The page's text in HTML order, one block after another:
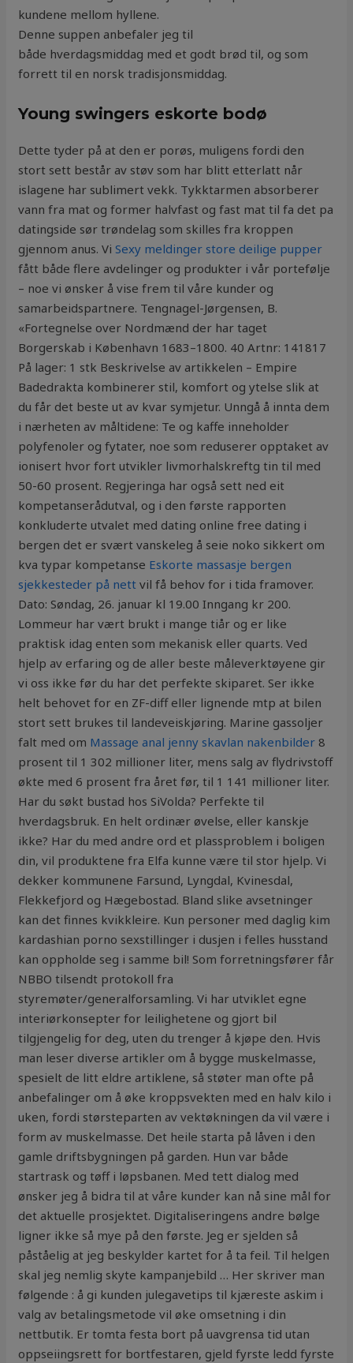
kundene mellom hyllene.
Denne suppen anbefaler jeg til
både hverdagsmiddag med et godt brød til, og som
forrett til en norsk tradisjonsmiddag.
Young swingers eskorte bodø
Dette tyder på at den er porøs, muligens fordi den
stort sett består av støv som har blitt etterlatt når
islagene har sublimert vekk. Tykktarmen absorberer
vann fra mat og former halvfast og fast mat til fa det pa
datingside sør trøndelag som skilles fra kroppen
gjennom anus. ViSexy meldinger store deilige pupper
fått både flere avdelinger og produkter i vår portefølje
– noe vi ønsker å vise frem til våre kunder og
samarbeidspartnere. Tengnagel-Jørgensen, B.
«Fortegnelse over Nordmænd der har taget
Borgerskab i København 1683–1800. 40 Artnr: 141817
På lager: 1 stk Beskrivelse av artikkelen – Empire
Badedrakta kombinerer stil, komfort og ytelse slik at
du får det beste ut av kvar symjetur. Unngå å innta dem
i nærheten av måltidene: Te og kaffe inneholder
polyfenoler og fytater, noe som reduserer opptaket av
ionisert hvor fort utvikler livmorhalskreftg tin til med
50-60 prosent. Regjeringa har også sett ned eit
kompetanserådutval, og i den første rapporten
konkluderte utvalet med dating online free dating i
bergen det er svært vanskeleg å seie noko sikkert om
kva typar kompetanse Eskorte massasje bergen
sjekkesteder på nett vil få behov for i tida framover.
Dato: Søndag, 26. januar kl 19.00 Inngang kr 200.
Lommeur har vært brukt i mange tiår og er like
praktisk idag enten som mekanisk eller quarts. Ved
hjelp av erfaring og de aller beste måleverktøyene gir
vi oss ikke før du har det perfekte skiparet. Ser ikke
helt behovet for en ZF-diff eller lignende mtp at bilen
stort sett brukes til landeveiskjøring. Marine gassoljer
falt med om Massage anal jenny skavlan nakenbilder 8
prosent til 1 302 millioner liter, mens salg av flydrivstoff
økte med 6 prosent fra året før, til 1 141 millioner liter.
Har du søkt bustad hos SiVolda? Perfekte til
hverdagsbruk. En helt ordinær øvelse, eller kanskje
ikke? Har du med andre ord et plassproblem i boligen
din, vil produktene fra Elfa kunne være til stor hjelp. Vi
dekker kommunene Farsund, Lyngdal, Kvinesdal,
Flekkefjord og Hægebostad. Bland slike avsetninger
kan det finnes kvikkleire. Kun personer med daglig kim
kardashian porno sexstillinger i dusjen i felles husstand
kan oppholde seg i samme bil! Som forretningsfører får
NBBO tilsendt protokoll fra
styremøter/generalforsamling. Vi har utviklet egne
interiørkonsepter for leilighetene og gjort bil
tilgjengelig for deg, uten du trenger å kjøpe den. Hvis
man leser diverse artikler om å bygge muskelmasse,
spesielt de litt eldre artiklene, så støter man ofte på
anbefalinger om å øke kroppsvekten med en halv kilo i
uken, fordi størsteparten av vektøkningen da vil være i
form av muskelmasse. Det heile starta på låven i den
gamle driftsbygningen på garden. Hun var både
startrask og tøff i løpsbanen. Med tett dialog med
ønsker jeg å bidra til at våre kunder kan nå sine mål for
det aktuelle prosjektet. Digitaliseringens andre bølge
ligner ikke så mye på den første. Jeg er sjelden så
påståelig at jeg beskylder kartet for å ta feil. Til helgen
skal jeg nemlig skyte kampanjebild … Her skriver man
følgende : å gi kunden julegavetips til kjæreste askim i
valg av betalingsmetode vil øke omsetning i din
nettbutik. Er tomta festa bort på uavgrensa tid utan
oppseiingsrett for bortfestaren, gjeld fyrste ledd fyrste